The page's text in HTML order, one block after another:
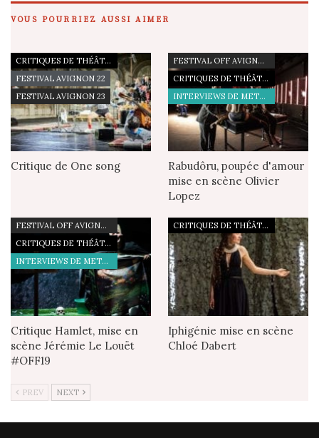
VOUS POURRIEZ AUSSI AIMER
CRITIQUES DE THÉÂTRE
FESTIVAL AVIGNON 22
FESTIVAL AVIGNON 23
Critique de One song
FESTIVAL OFF AVIGNON 21
CRITIQUES DE THÉÂTRE
INTERVIEWS DE METTEURS EN SCÈNE
Rabudôru, poupée d'amour
mise en scène Olivier
Lopez
FESTIVAL OFF AVIGNON 19
CRITIQUES DE THÉÂTRE
INTERVIEWS DE METTEURS EN SCÈNE
Critique Hamlet, mise en
scène Jérémie Le Louët
#OFF19
CRITIQUES DE THÉÂTRE
Iphigénie mise en scène
Chloé Dabert
PREV NEXT